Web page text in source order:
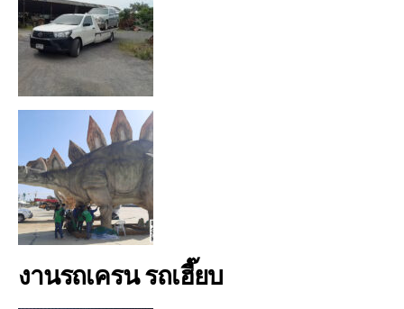
งานรถเครน รถเฮี๊ยบ